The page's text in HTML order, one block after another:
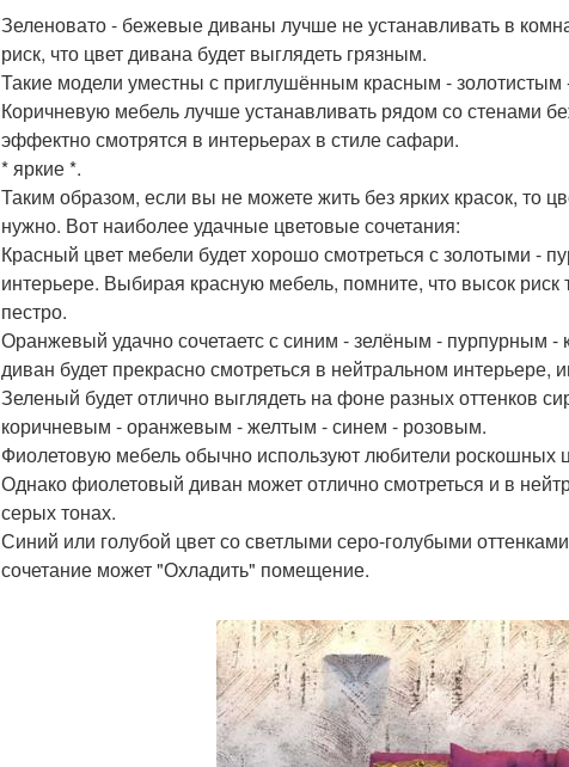
Зеленовато - бежевые диваны лучше не устанавливать в
риск, что цвет дивана будет выглядеть грязным.
Такие модели уместны с приглушённым красным -
Коричневую мебель лучше устанавливать рядом со стенами
эффектно смотрятся в интерьерах в стиле сафари.
* яркие *.
Таким образом, если вы не можете жить без ярких красок, то
нужно. Вот наиболее удачные цветовые сочетания:
Красный цвет мебели будет хорошо смотреться с золотыми -
интерьере. Выбирая красную мебель, помните, что высок риск
пестро.
Оранжевый удачно сочетаетс с синим - зелёным - пурпурным
диван будет прекрасно смотреться в нейтральном интерьере,
Зеленый будет отлично выглядеть на фоне разных оттенков
коричневым - оранжевым - желтым - синем - розовым.
Фиолетовую мебель обычно используют любители роскошных
Однако фиолетовый диван может отлично смотреться и в
серых тонах.
Синий или голубой цвет со светлыми серо-голубыми
сочетание может "Охладить" помещение.